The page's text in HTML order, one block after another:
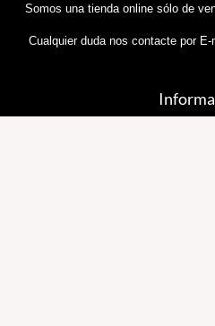
Somos una tienda online sólo de
Cualquier duda nos contacte por